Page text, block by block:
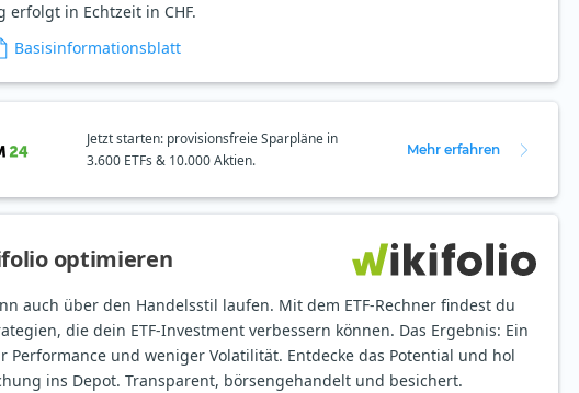
erfolgt in Echtzeit in CHF.
Basisinformationsblatt
Jetzt starten: provisionsfreie Sparpläne in
3.600 ETFs & 10.000 Aktien.
Mehr erfahren
optimieren
auch über den Handelsstil laufen. Mit dem ETF-Rechner findest du
die dein ETF-Investment verbessern können. Das Ergebnis: Ein
Performance und weniger Volatilität. Entdecke das Potential und hol
ins Depot. Transparent, börsengehandelt und besichert.